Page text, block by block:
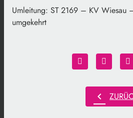
Umleitung: ST 2169 – KV Wiesau
umgekehrt
chevron_left